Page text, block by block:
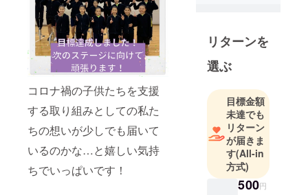
コロナ禍の子供たちを支援
する取り組みとしての私た
ちの想いが少しでも届いて
いるのかな…と嬉しい気持
ちでいっぱいです！
で全日本一
輪車競技大
会など多く
場し、好成
績を残して
います。
リターンを
選ぶ
目標金額
未達でも
リターン
が届きま
す(All-in
方式)
500円